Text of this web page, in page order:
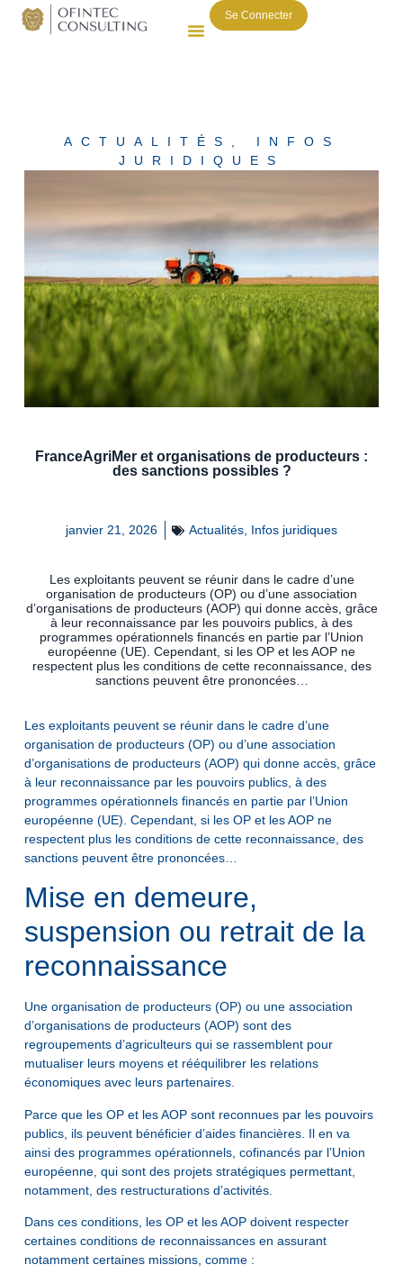
Se Connecter
ACTUALITÉS
INFOS
JURIDIQUES
FranceAgriMer et organisations de producteurs :
des sanctions possibles ?
janvier 21, 2026 Actualités, Infos juridiques
Les exploitants peuvent se réunir dans le cadre d’une
organisation de producteurs (OP) ou d’une association
d’organisations de producteurs (AOP) qui donne accès, grâce
à leur reconnaissance par les pouvoirs publics, à des
programmes opérationnels financés en partie par l’Union
européenne (UE). Cependant, si les OP et les AOP ne
respectent plus les conditions de cette reconnaissance, des
sanctions peuvent être prononcées…
Les exploitants peuvent se réunir dans le cadre d’une
organisation de producteurs (OP) ou d’une association
d’organisations de producteurs (AOP) qui donne accès, grâce
à leur reconnaissance par les pouvoirs publics, à des
programmes opérationnels financés en partie par l’Union
européenne (UE). Cependant, si les OP et les AOP ne
respectent plus les conditions de cette reconnaissance, des
sanctions peuvent être prononcées…
Mise en demeure,
suspension ou retrait de la
reconnaissance
Une organisation de producteurs (OP) ou une association
d’organisations de producteurs (AOP) sont des
regroupements d’agriculteurs qui se rassemblent pour
mutualiser leurs moyens et rééquilibrer les relations
économiques avec leurs partenaires.
Parce que les OP et les AOP sont reconnues par les pouvoirs
publics, ils peuvent bénéficier d’aides financières. Il en va
ainsi des programmes opérationnels, cofinancés par l’Union
européenne, qui sont des projets stratégiques permettant,
notamment, des restructurations d’activités.
Dans ces conditions, les OP et les AOP doivent respecter
certaines conditions de reconnaissances en assurant
notamment certaines missions, comme :